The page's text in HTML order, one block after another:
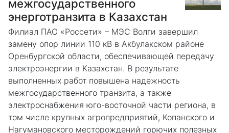
межгосударственного
энерготранзита в Казахстан
Филиал ПАО «Россети» – МЭС Волги завершил
замену опор линии 110 кВ в Акбулакском районе
Оренбургской области, обеспечивающей передачу
электроэнергии в Казахстан. В результате
выполненных работ повышена надежность
межгосударственного транзита, а также
электроснабжения юго-восточной части региона, в
том числе крупных агропредприятий, Копанского и
Нагумановского месторождений горючих полезных